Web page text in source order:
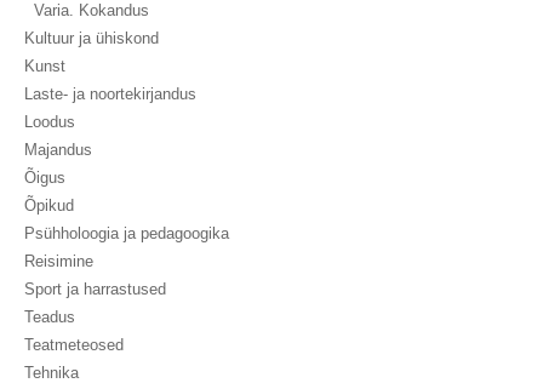
Varia. Kokandus
Kultuur ja ühiskond
Kunst
Laste- ja noortekirjandus
Loodus
Majandus
Õigus
Õpikud
Psühholoogia ja pedagoogika
Reisimine
Sport ja harrastused
Teadus
Teatmeteosed
Tehnika